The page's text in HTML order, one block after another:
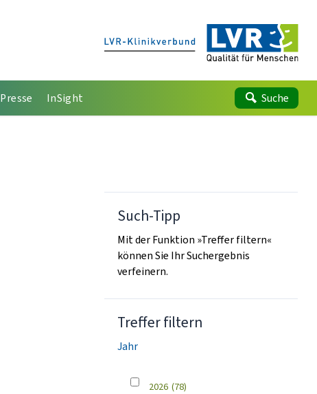
Presse InSight Suche
Such-Tipp
Mit der Funktion »Treffer filtern«
können Sie Ihr Suchergebnis
verfeinern.
Treffer filtern
Jahr
2026 (78)